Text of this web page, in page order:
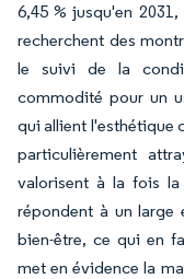
6,45 % jusqu'en
recherchent des
le suivi de la
commodité pour un
qui allient l'esthétique
particulièrement
valorisent à la fois
répondent à un large
bien-être, ce qui en
met en évidence la